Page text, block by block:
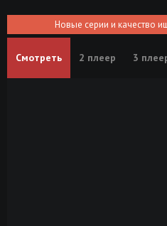
Новые серии и качество
Смотреть 2 плеер 3